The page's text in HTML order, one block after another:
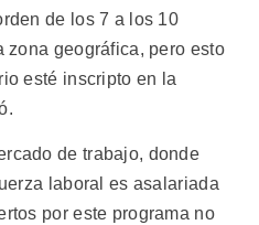
de los 7 a los 10
zona geográfica, pero esto
esté inscripto en la
de trabajo, donde
laboral es asalariada
por este programa no